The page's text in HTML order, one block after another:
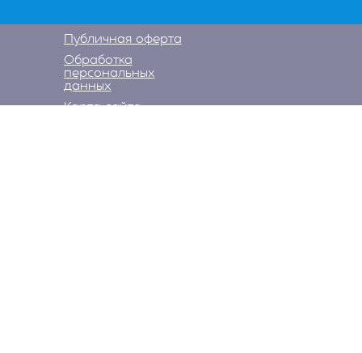
Публичная оферта
Обработка
персональных
данных
Карта сайта